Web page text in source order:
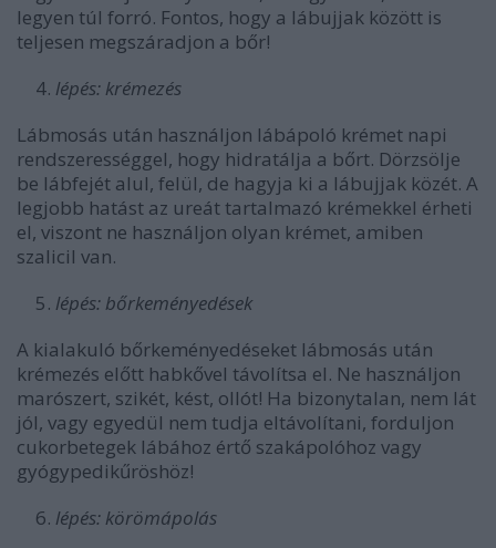
legyen túl forró. Fontos, hogy a lábujjak között is
teljesen megszáradjon a bőr!
lépés: krémezés
Lábmosás után használjon lábápoló krémet napi
rendszerességgel, hogy hidratálja a bőrt. Dörzsölje
be lábfejét alul, felül, de hagyja ki a lábujjak közét. A
legjobb hatást az ureát tartalmazó krémekkel érheti
el, viszont ne használjon olyan krémet, amiben
szalicil van.
lépés: bőrkeményedések
A kialakuló bőrkeményedéseket lábmosás után
krémezés előtt habkővel távolítsa el. Ne használjon
marószert, szikét, kést, ollót! Ha bizonytalan, nem lát
jól, vagy egyedül nem tudja eltávolítani, forduljon
cukorbetegek lábához értő szakápolóhoz vagy
gyógypedikűröshöz!
lépés: körömápolás